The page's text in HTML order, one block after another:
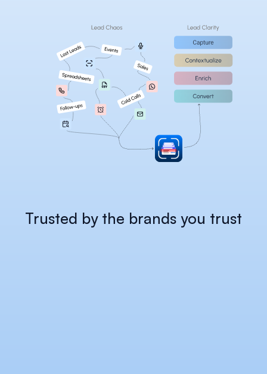
Trusted by the brands you trust